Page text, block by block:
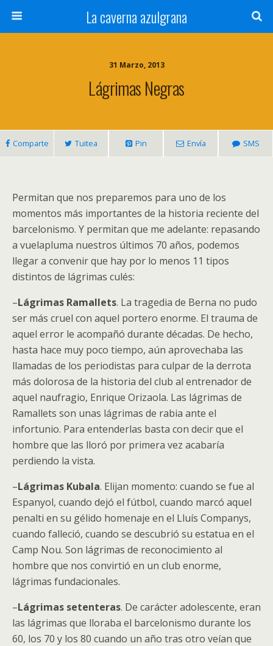
La caverna azulgrana
31 Marzo, 2013
Lágrimas Negras
Comparte Tuitea Pin Envía SMS
Permitan que nos preparemos para uno de los
momentos más importantes de la historia reciente del
barcelonismo. Y permitan que me adelante: repasando
a vuelapluma nuestros últimos 70 años, podemos
llegar a convenir que hay por lo menos 11 tipos
distintos de lágrimas culés:
–Lágrimas Ramallets. La tragedia de Berna no pudo
ser más cruel con aquel portero enorme. El trauma de
aquel error le acompañó durante décadas. De hecho,
hasta hace muy poco tiempo, aún aprovechaba las
llamadas de los periodistas para culpar de la derrota
más dolorosa de la historia del club al entrenador de
aquel naufragio, Enrique Orizaola. Las lágrimas de
Ramallets son unas lágrimas de rabia ante el
infortunio. Para entenderlas basta con decir que el
hombre que las lloró por primera vez acabaría
perdiendo la vista.
–Lágrimas Kubala. Elijan momento: cuando se fue al
Espanyol, cuando dejó el fútbol, cuando marcó aquel
penalti en su gélido homenaje en el Lluís Companys,
cuando falleció, cuando se descubrió su estatua en el
Camp Nou. Son lágrimas de reconocimiento al
hombre que nos convirtió en un club enorme,
lágrimas fundacionales.
–Lágrimas setenteras. De carácter adolescente, eran
las lágrimas que lloraba el barcelonismo durante los
60, los 70 y los 80 cuando un año tras otro veían que